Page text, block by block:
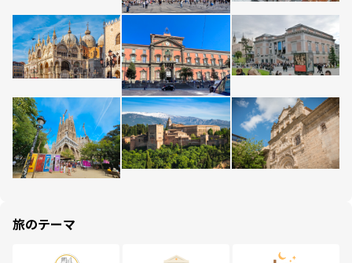
旅のテーマ